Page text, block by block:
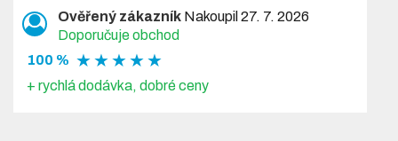
Ověřený zákazník Nakoupil 27. 7. 2026
Doporučuje obchod
100 % ★ ★ ★ ★ ★
+ rychlá dodávka, dobré ceny